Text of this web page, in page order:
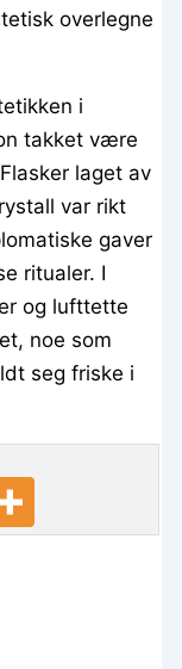
overlegne
i
takket være
laget av
var rikt
gaver
ritualer. I
og lufttette
noe som
seg friske i